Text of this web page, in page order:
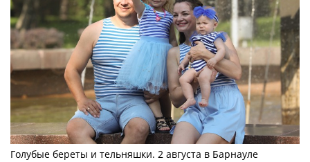
Голубые береты и тельняшки. 2 августа в Барнауле